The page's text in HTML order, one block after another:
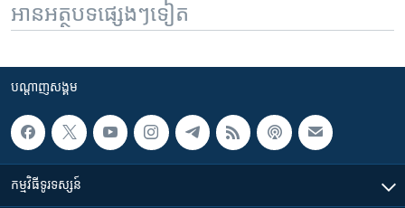
អានអត្ថបទផ្សេងៗទៀត
បណ្តាញ​សង្គម
កម្មវិធី​ទូរទស្សន៍